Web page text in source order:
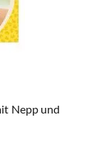
Nepp und